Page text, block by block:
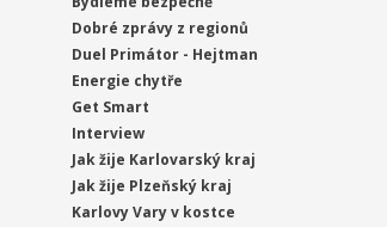
Dobré zprávy z regionů
Duel Primátor - Hejtman
Energie chytře
Get Smart
Interview
Jak žije Karlovarský kraj
Jak žije Plzeňský kraj
Karlovy Vary v kostce